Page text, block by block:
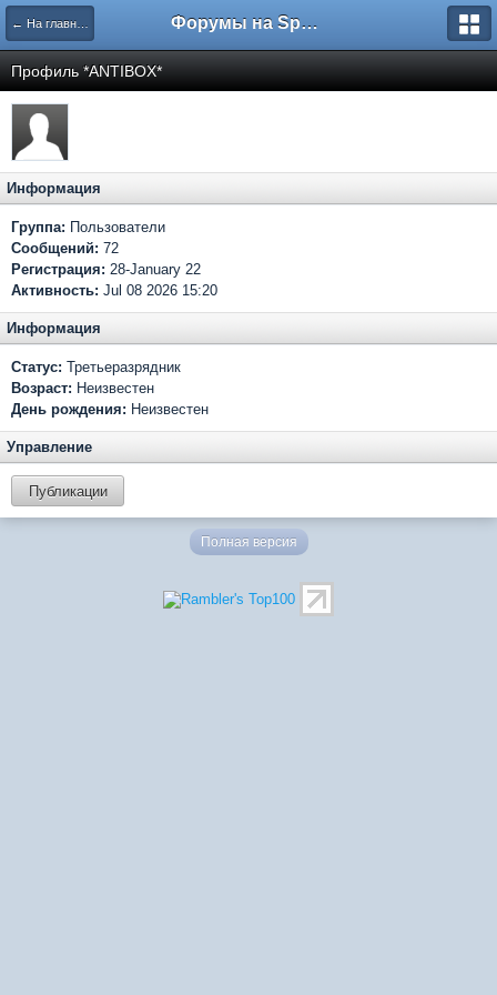
← На главную Форумы на Sportbox.ru
Профиль *ANTIBOX*
Информация
Группа: Пользователи
Сообщений: 72
Регистрация: 28-January 22
Активность: Jul 08 2026 15:20
Информация
Статус: Третьеразрядник
Возраст: Неизвестен
День рождения: Неизвестен
Управление
Публикации
Полная версия